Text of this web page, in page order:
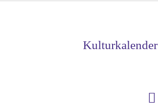
Kulturkalender